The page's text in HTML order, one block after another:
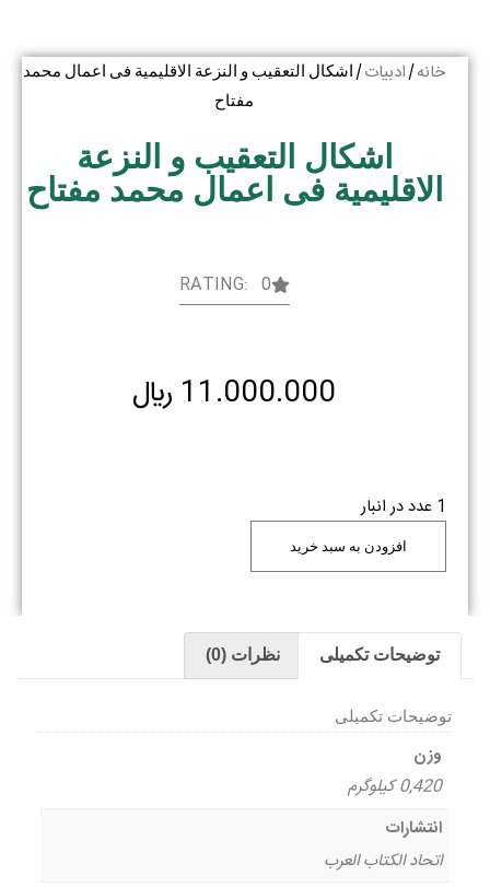
خانه/ ادبیات/ اشکال التعقیب و النزعة الاقلیمیة فی اعمال محمد
مفتاح
اشکال التعقیب و النزعة
الاقلیمیة فی اعمال محمد مفتاح
RATING: 0
11.000.000 ﷼
1 عدد در انبار
افزودن به سبد خرید
توضیحات تکمیلی نظرات (0)
توضیحات تکمیلی
وزن
0,420 کیلوگرم
انتشارات
اتحاد الکتاب العرب